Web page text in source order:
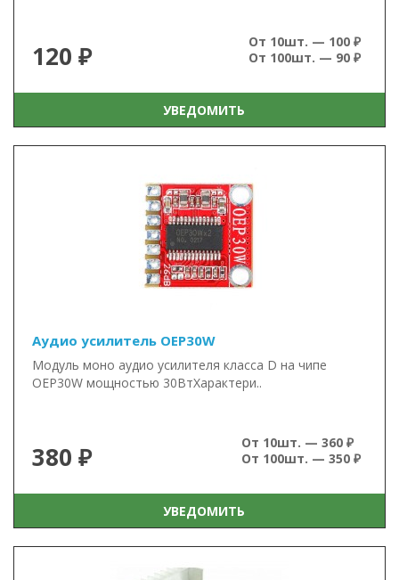
120 ₽
От 10шт. — 100 ₽
От 100шт. — 90 ₽
УВЕДОМИТЬ
Аудио усилитель OEP30W
Модуль моно аудио усилителя класса D на чипе
OEP30W мощностью 30ВтХарактери..
380 ₽
От 10шт. — 360 ₽
От 100шт. — 350 ₽
УВЕДОМИТЬ